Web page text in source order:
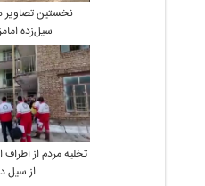
نخستین تصاویر
سیل‌زده
تخلیه مردم از
از